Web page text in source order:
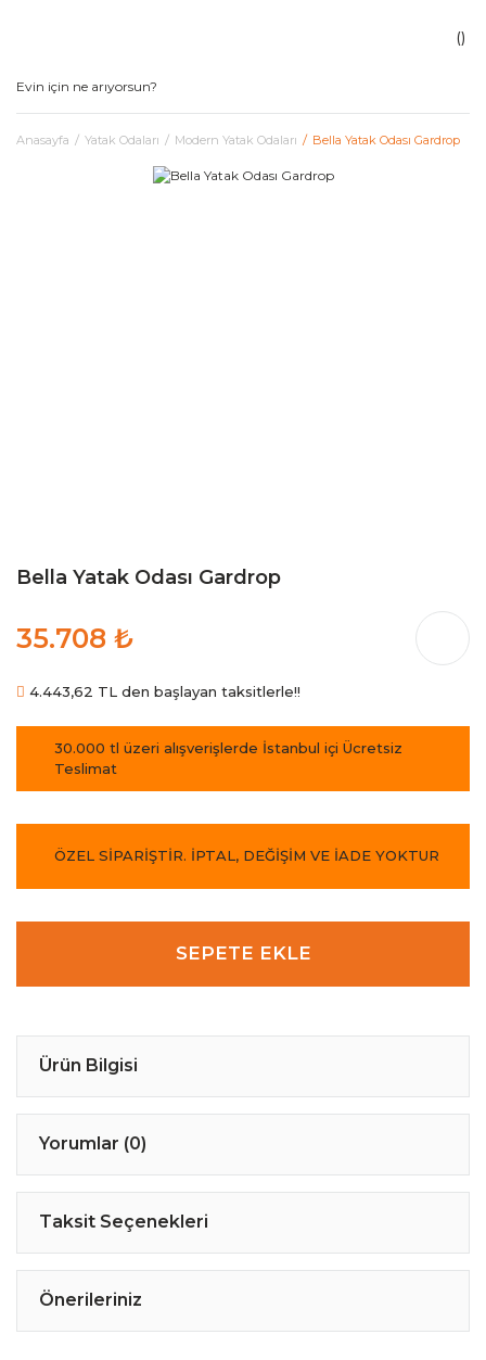
Anasayfa Yatak Odaları Modern Yatak Odaları Bella Yatak Odası Gardrop
Bella Yatak Odası Gardrop
35.708 ₺
4.443,62 TL den başlayan taksitlerle!!
30.000 tl üzeri alışverişlerde İstanbul içi Ücretsiz
Teslimat
ÖZEL SİPARİŞTİR. İPTAL, DEĞİŞİM VE İADE YOKTUR
SEPETE EKLE
Ürün Bilgisi
Yorumlar (0)
Taksit Seçenekleri
Önerileriniz